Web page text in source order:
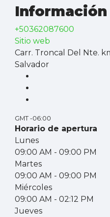
+50362087600
Sitio web
Carr. Troncal Del Nte.
Salvador
GMT -06:00
Horario de apertura
Lunes
09:00 AM - 09:00 PM
Martes
09:00 AM - 09:00 PM
Miércoles
09:00 AM - 02:12 PM
Jueves